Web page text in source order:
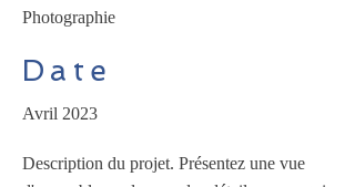
Photographie
Date
Avril 2023
Description du projet. Présentez une vue